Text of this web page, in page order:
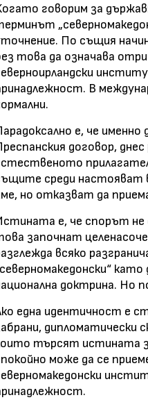
говорим за
По същия
това да означава
В
е, че
договор,
среди настояват
но отказват да
е, че спорът не
започнат
всяко
доктрина. Но
една идентичност е
дипломатически
търсят истината
може да се